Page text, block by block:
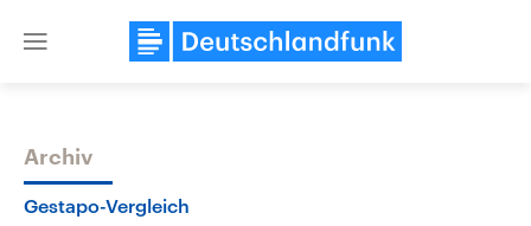
Close
Themen
Archiv
Gestapo-Vergleich